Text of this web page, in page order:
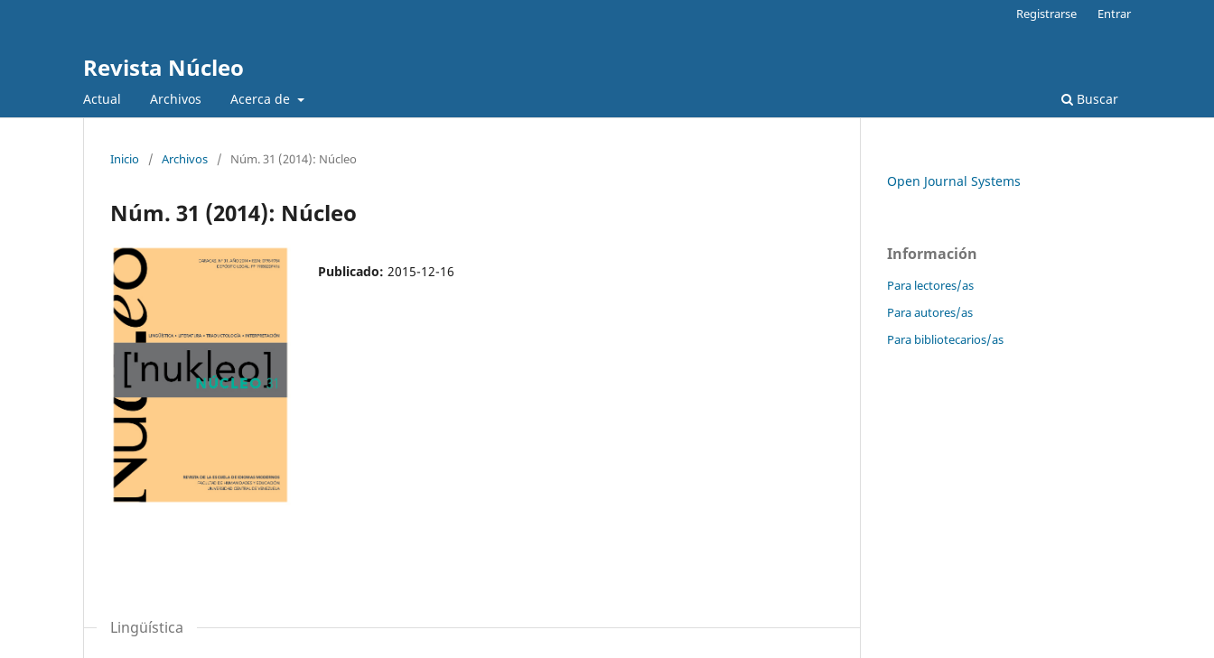
Revista Núcleo
Actual Archivos Acerca de Buscar
Registrarse Entrar
Inicio / Archivos / Núm. 31 (2014): Núcleo
Núm. 31 (2014): Núcleo
Publicado: 2015-12-16
Lingüística
Open Journal Systems
Información
Para lectores/as
Para autores/as
Para bibliotecarios/as